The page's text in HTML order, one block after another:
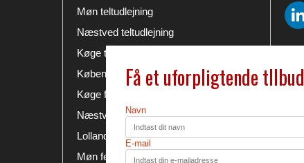
Møn teltudlejning
Næstved teltudlejning
Køge teltudlejning
København festudlejning
Køge festudlejning
Næstved festudlejning
Lolland Falster festudlejning
Møn festudlejning
Få et uforpligtende tllbud
Navn
E-mail